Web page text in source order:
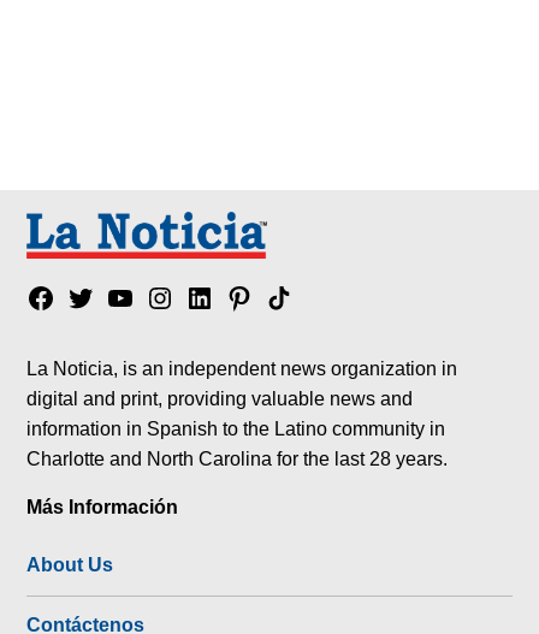
Facebook
TwitterYouTubeInstagram
LinkedinPinterest
Tik
La Noticia, is an independent news organization in
digital and print, providing valuable news and
information in Spanish to the Latino community in
Charlotte and North Carolina for the last 28 years.
Más Información
About Us
Contáctenos